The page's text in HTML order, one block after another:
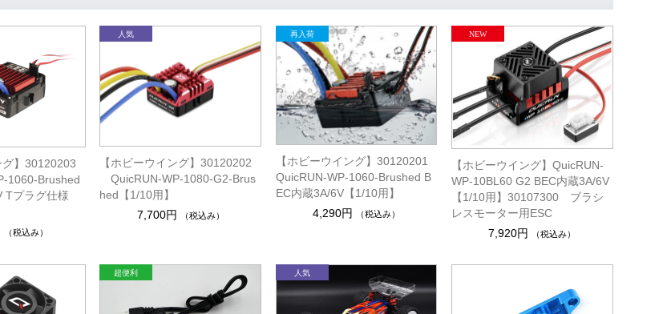
グ】30120203
1060-Brushed
Tプラグ仕様
（税込み）
【ホビーウイング】30120202
QuicRUN-WP-1080-G2-Brus
hed【1/10用】
7,700円
（税込み）
【ホビーウイング】30120201
QuicRUN-WP-1060-Brushed B
EC内蔵3A/6V【1/10用】
4,290円
（税込み）
【ホビーウイング】QuicRUN-
WP-10BL60 G2 BEC内蔵3A/6V
【1/10用】30107300 ブラシ
レスモーター用ESC
7,920円
（税込み）